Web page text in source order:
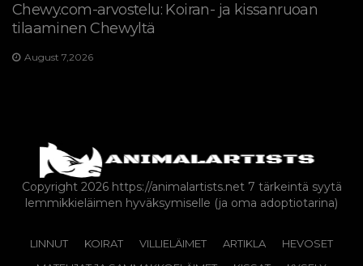
Chewy.com-arvostelu: Koiran- ja kissanruoan
tilaaminen Chewyltä
August 7,2026
Copyright 2026 https://animalartists.net 7 tärkeintä syytä
lemmikkieläimen hyväksymiselle (ja oma adoptiotarina)
LINNUT KOIRAT VILLIELÄIMET ARTIKLA
HEVOSET